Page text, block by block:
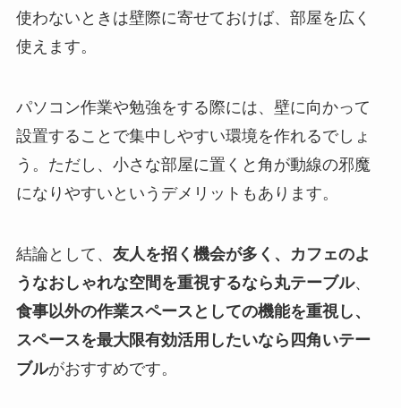
使わないときは壁際に寄せておけば、部屋を広く
使えます。
パソコン作業や勉強をする際には、壁に向かって
設置することで集中しやすい環境を作れるでしょ
う。ただし、小さな部屋に置くと角が動線の邪魔
になりやすいというデメリットもあります。
結論として、 友人を招く機会が多く、カフェのよ
うなおしゃれな空間を重視するなら丸テーブル、
食事以外の作業スペースとしての機能を重視し、
スペースを最大限有効活用したいなら四角いテー
ブルがおすすめです。